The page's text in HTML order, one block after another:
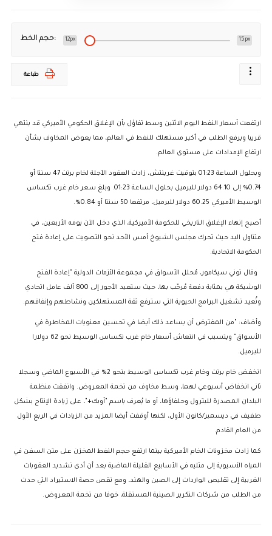
حجم الخط: 12px 15px
طباعة
ارتفعت أسعار النفط اليوم الاثنين وسط تفاؤل بأن الإغلاق الحكومي الأميركي قد ينتهي
قريبا ويرفع الطلب في أكبر مستهلك للنفط في العالم، مما يعوض المخاوف بشأن
ارتفاع الإمدادات على مستوى العالم.
وبحلول الساعة 01:23 بتوقيت غرينتش، زادت العقود الآجلة لخام برنت 47 سنتا أو
0.74% إلى 64.10 دولار للبرميل بحلول الساعة 01:23. وبلغ سعر خام غرب تكساس
الوسيط الأميركي 60.25 دولار للبرميل، مرتفعا 50 سنتا أو 0.84%.
أصبح إنهاء الإغلاق التاريخي للحكومة الأميركية، الذي دخل الآن يومه الأربعين، في
متناول اليد حيث تحرك مجلس الشيوخ أمس الأحد نحو التصويت على إعادة فتح
الحكومة الاتحادية.
وقال توني سيكامور، مُحلل الأسواق في مجموعة الأزمات الدولية "إعادة الفتح
الوشيكة هي بمثابة دفعة مُرحّب بها، حيث ستعيد الأجور إلى 800 ألف عامل اتحادي
وتُعيد تشغيل البرامج الحيوية التي سترفع ثقة المستهلكين ونشاطهم وإنفاقهم.
وأضاف: "من المفترض أن يساعد ذلك أيضا في تحسين معنويات المخاطرة في
الأسواق" ويتسبب في انتعاش أسعار خام غرب تكساس الوسيط نحو 62 دولارا
للبرميل.
انخفض خام برنت وخام غرب تكساس الوسيط بنحو 2% في الأسبوع الماضي وسجلا
ثاني انخفاض أسبوعي لهما، وسط مخاوف من تخمة المعروض. واتفقت منظمة
البلدان المصدرة للبترول وحلفاؤها، أو ما يُعرف باسم "أوبك+"، على زيادة الإنتاج بشكل
طفيف في ديسمبر/كانون الأول، لكنها أوقفت أيضا المزيد من الزيادات في الربع الأول
من العام القادم.
كما زادت مخزونات الخام الأميركية بينما ارتفع حجم النفط المخزن على متن السفن في
المياه الآسيوية إلى مثليه في الأسابيع القليلة الماضية بعد أن أدى تشديد العقوبات
الغربية إلى تقليص الواردات إلى الصين والهند، ومع نقص حصة الاستيراد التي حدت
من الطلب من شركات التكرير الصينية المستقلة، خوفا من تخمة المعروض.